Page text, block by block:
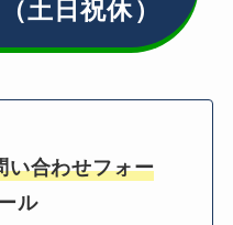
土日祝休）
い合わせフォー
ル